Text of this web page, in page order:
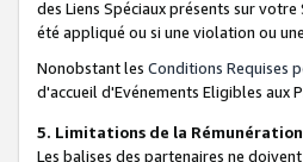
des Liens Spéciaux présents sur
été appliqué ou si une violation ou
Nonobstant les Conditions Requises
d'accueil d'Evénements Eligibles aux
5. Limitations de la Rémunération
Les balises des partenaires ne